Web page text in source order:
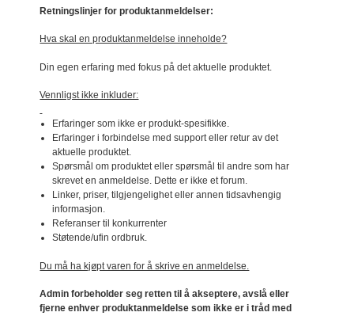
Retningslinjer for produktanmeldelser:
Hva skal en produktanmeldelse inneholde?
Din egen erfaring med fokus på det aktuelle produktet.
Vennligst ikke inkluder:
Erfaringer som ikke er produkt-spesifikke.
Erfaringer i forbindelse med support eller retur av det
aktuelle produktet.
Spørsmål om produktet eller spørsmål til andre som har
skrevet en anmeldelse. Dette er ikke et forum.
Linker, priser, tilgjengelighet eller annen tidsavhengig
informasjon.
Referanser til konkurrenter
Støtende/ufin ordbruk.
Du må ha kjøpt varen for å skrive en anmeldelse.
Admin forbeholder seg retten til å akseptere, avslå eller
fjerne enhver produktanmeldelse som ikke er i tråd med